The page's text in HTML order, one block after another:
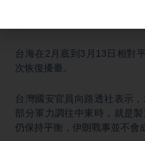
「美國無暇顧台」等論調。
台海在2月底到3月13日相對
次恢復擾臺。
台灣國安官員向路透社表示
部分軍力調往中東時，就是
仍保持平衡，伊朗戰事並不會